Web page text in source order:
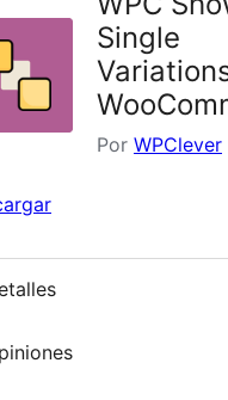
Single
Por WPClever